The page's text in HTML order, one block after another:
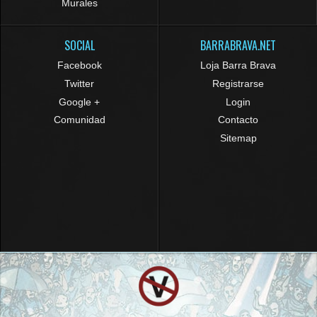
Murales
SOCIAL
Facebook
Twitter
Google +
Comunidad
BARRABRAVA.NET
Loja Barra Brava
Registrarse
Login
Contacto
Sitemap